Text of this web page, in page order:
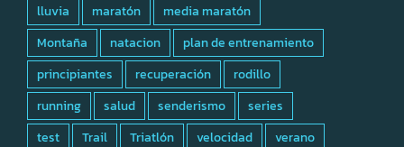
lluvia
maratón
media maratón
Montaña
natacion
plan de entrenamiento
principiantes
recuperación
rodillo
running
salud senderismo
series
test
Trail Triatlón velocidad
verano